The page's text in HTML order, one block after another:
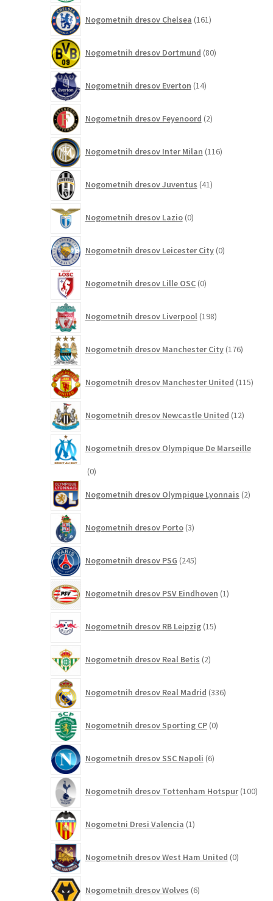
Nogometnih dresov Chelsea 161izdelkov
Nogometnih dresov Dortmund 80izdelkov
Nogometnih dresov Everton 14izdelkov
Nogometnih dresov Feyenoord 2izdelka
Nogometnih dresov Inter Milan 116izdelkov
Nogometnih dresov Juventus 41izdelkov
Nogometnih dresov Lazio 0izdelkov
Nogometnih dresov Leicester City 0izdelkov
Nogometnih dresov Lille OSC 0izdelkov
Nogometnih dresov Liverpool 198izdelkov
Nogometnih dresov Manchester City 176izdelkov
Nogometnih dresov Manchester United 115
Nogometnih dresov Newcastle United 12izdelkov
Nogometnih dresov Olympique De Marseille
00
Nogometnih dresov Olympique Lyonnais 2izdelka
Nogometnih dresov Porto 3izdelki
Nogometnih dresov PSG 245izdelkov
Nogometnih dresov PSV Eindhoven 1izdelek
Nogometnih dresov RB Leipzig 15izdelkov
Nogometnih dresov Real Betis 2izdelka
Nogometnih dresov Real Madrid 336izdelkov
Nogometnih dresov Sporting CP 0izdelkov
Nogometnih dresov SSC Napoli 6izdelkov
Nogometnih dresov Tottenham Hotspur 100
Nogometni Dresi Valencia 1izdelek
Nogometnih dresov West Ham United 0izdelkov
Nogometnih dresov Wolves 6izdelkov